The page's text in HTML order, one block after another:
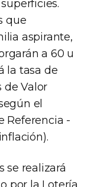
que
aspirante,
a 60 u
la tasa de
de Valor
el
Referencia -
se realizará